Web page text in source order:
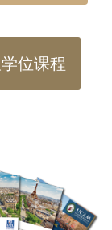
位课程